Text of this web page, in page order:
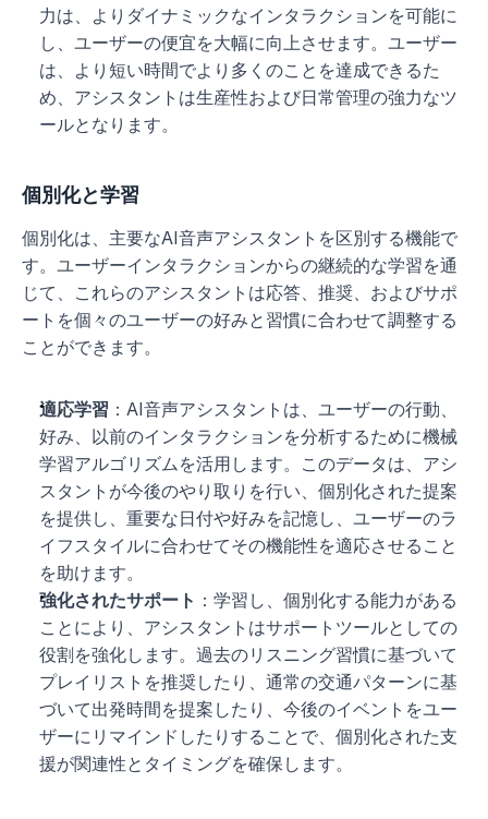
力は、よりダイナミックなインタラクションを可能に
し、ユーザーの便宜を大幅に向上させます。ユーザー
は、より短い時間でより多くのことを達成できるた
め、アシスタントは生産性および日常管理の強力なツ
ールとなります。
個別化と学習
個別化は、主要なAI音声アシスタントを区別する機能で
す。ユーザーインタラクションからの継続的な学習を通
じて、これらのアシスタントは応答、推奨、およびサポ
ートを個々のユーザーの好みと習慣に合わせて調整する
ことができます。
適応学習 ：AI音声アシスタントは、ユーザーの行動、
好み、以前のインタラクションを分析するために機械
学習アルゴリズムを活用します。このデータは、アシ
スタントが今後のやり取りを行い、個別化された提案
を提供し、重要な日付や好みを記憶し、ユーザーのラ
イフスタイルに合わせてその機能性を適応させること
を助けます。
強化されたサポート ：学習し、個別化する能力がある
ことにより、アシスタントはサポートツールとしての
役割を強化します。過去のリスニング習慣に基づいて
プレイリストを推奨したり、通常の交通パターンに基
づいて出発時間を提案したり、今後のイベントをユー
ザーにリマインドしたりすることで、個別化された支
援が関連性とタイミングを確保します。